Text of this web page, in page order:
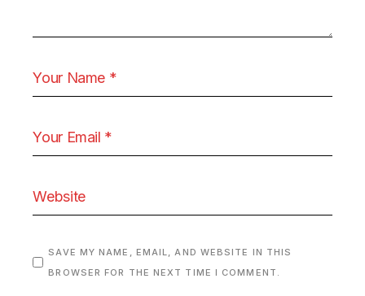
SAVE MY NAME, EMAIL, AND WEBSITE IN THIS
BROWSER FOR THE NEXT TIME I COMMENT.